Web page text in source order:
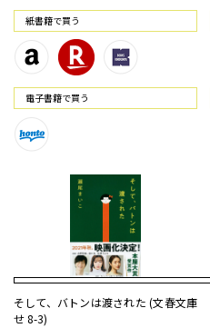
紙書籍で買う
電⼦書籍で買う
そして、バトンは渡された (文春文庫
せ 8-3)